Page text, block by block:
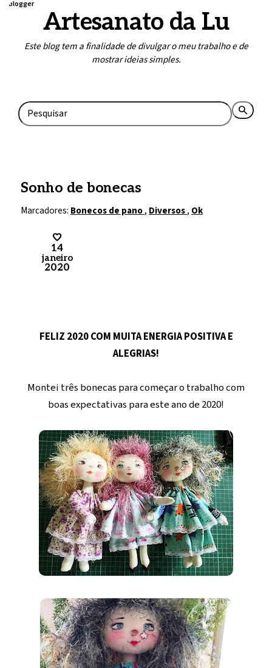
blogger
Artesanato da Lu
Este blog tem a finalidade de divulgar o meu trabalho e de
mostrar ideias simples.
search
Sonho de bonecas
Marcadores: Bonecos de pano, Diversos, Ok
14
janeiro
2020
FELIZ 2020 COM MUITA ENERGIA POSITIVA E
ALEGRIAS!
Montei três bonecas para começar o trabalho com
boas expectativas para este ano de 2020!